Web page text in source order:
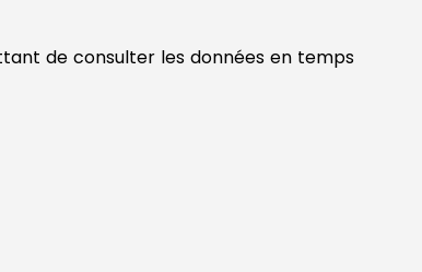
de consulter les données en temps